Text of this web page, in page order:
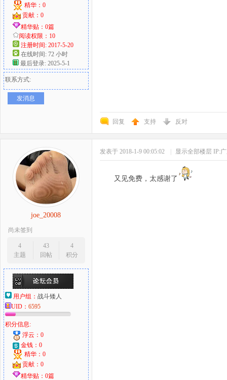
精华：0
贡献：0
精华贴：0篇
阅读权限：10
注册时间: 2017-5-20
在线时间: 72 小时
最后登录: 2025-5-1
联系方式:
发消息
回复 支持 反对
joe_20008
尚未签到
4
主题
43
回帖
4
积分
用户组： 战斗矮人
UID： 6595
积分信息:
浮云：0
金钱：0
精华：0
贡献：0
精华贴：0篇
发表于 2018-1-9 00:05:02 显示全部楼层 IP:
又见免费，太感谢了